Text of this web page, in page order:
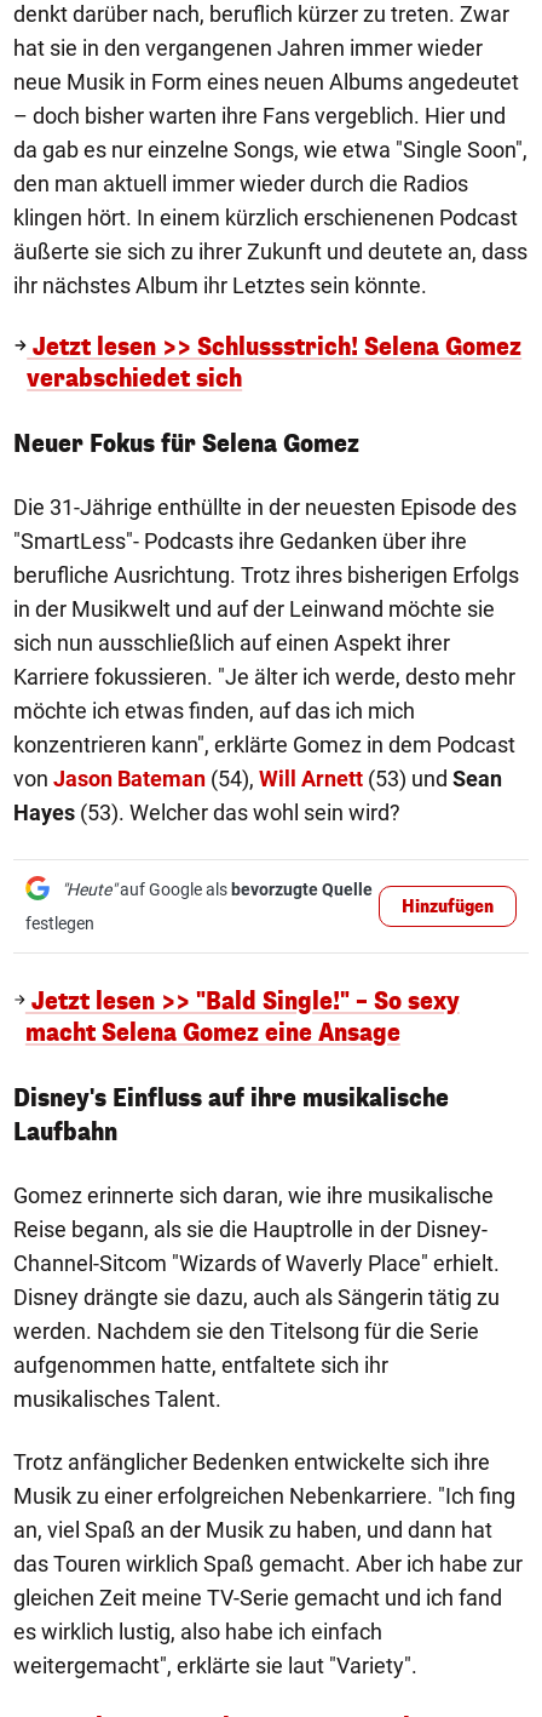
denkt darüber nach, beruflich kürzer zu treten. Zwar
hat sie in den vergangenen Jahren immer wieder
neue Musik in Form eines neuen Albums angedeutet
– doch bisher warten ihre Fans vergeblich. Hier und
da gab es nur einzelne Songs, wie etwa "Single Soon",
den man aktuell immer wieder durch die Radios
klingen hört. In einem kürzlich erschienenen Podcast
äußerte sie sich zu ihrer Zukunft und deutete an, dass
ihr nächstes Album ihr Letztes sein könnte.
Jetzt lesen >> Schlussstrich! Selena Gomez
verabschiedet sich
Neuer Fokus für Selena Gomez
Die 31-Jährige enthüllte in der neuesten Episode des
"SmartLess"- Podcasts ihre Gedanken über ihre
berufliche Ausrichtung. Trotz ihres bisherigen Erfolgs
in der Musikwelt und auf der Leinwand möchte sie
sich nun ausschließlich auf einen Aspekt ihrer
Karriere fokussieren. "Je älter ich werde, desto mehr
möchte ich etwas finden, auf das ich mich
konzentrieren kann", erklärte Gomez in dem Podcast
von Jason Bateman (54), Will Arnett (53) und Sean
Hayes (53). Welcher das wohl sein wird?
"Heute"auf Google als bevorzugte Quelle
festlegen
Hinzufügen
Jetzt lesen >> "Bald Single!" – So sexy
macht Selena Gomez eine Ansage
Disney's Einfluss auf ihre musikalische
Laufbahn
Gomez erinnerte sich daran, wie ihre musikalische
Reise begann, als sie die Hauptrolle in der Disney-
Channel-Sitcom "Wizards of Waverly Place" erhielt.
Disney drängte sie dazu, auch als Sängerin tätig zu
werden. Nachdem sie den Titelsong für die Serie
aufgenommen hatte, entfaltete sich ihr
musikalisches Talent.
Trotz anfänglicher Bedenken entwickelte sich ihre
Musik zu einer erfolgreichen Nebenkarriere. "Ich fing
an, viel Spaß an der Musik zu haben, und dann hat
das Touren wirklich Spaß gemacht. Aber ich habe zur
gleichen Zeit meine TV-Serie gemacht und ich fand
es wirklich lustig, also habe ich einfach
weitergemacht", erklärte sie laut "Variety".